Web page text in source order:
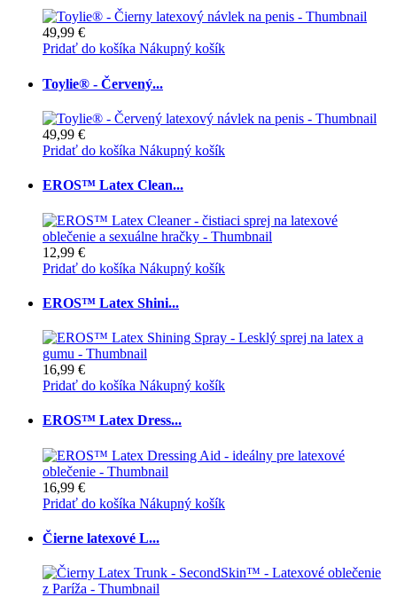
49,99 €
Pridať do košíka Nákupný košík
Toylie® - Červený...
49,99 €
Pridať do košíka Nákupný košík
EROS™ Latex Clean...
12,99 €
Pridať do košíka Nákupný košík
EROS™ Latex Shini...
16,99 €
Pridať do košíka Nákupný košík
EROS™ Latex Dress...
16,99 €
Pridať do košíka Nákupný košík
Čierne latexové L...